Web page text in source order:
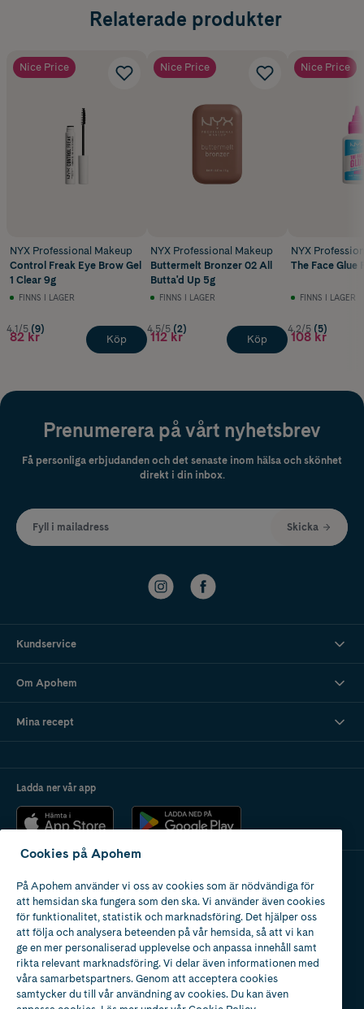
Relaterade produkter
Nice Price
NYX Professional Makeup
Control Freak Eye Brow Gel
1 Clear 9g
FINNS I LAGER
4.1/5 (9)
82 kr Köp
Nice Price
NYX Professional Makeup
Buttermelt Bronzer 02 All
Butta'd Up 5g
FINNS I LAGER
4.5/5 (2)
112 kr Köp
Nice Price
NYX
The Face Glue
FINNS I LAGER
4.2/5 (5)
108 kr
Prenumerera på vårt nyhetsbrev
Få personliga erbjudanden och det senaste inom hälsa och skönhet
direkt i din inbox.
Fyll i mailadress Skicka
Kundservice
Om Apohem
Mina recept
Ladda ner vår app
Apotek med tillstånd
av Läkemedelsverket
Cookies på Apohem
På Apohem använder vi oss av cookies som är nödvändiga för
att hemsidan ska fungera som den ska. Vi använder även cookies
för funktionalitet, statistik och marknadsföring. Det hjälper oss
att följa och analysera beteenden på vår hemsida, så att vi kan
ge en mer personaliserad upplevelse och anpassa innehåll samt
rikta relevant marknadsföring. Vi delar även informationen med
våra samarbetspartners. Genom att acceptera cookies
samtycker du till vår användning av cookies. Du kan även